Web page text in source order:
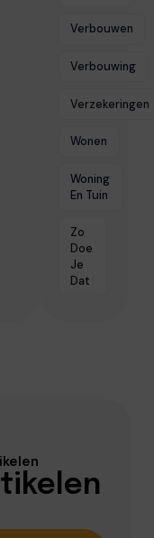
Verbouwen
Verbouwing
Verzekeringen
Wonen
Woning
En Tuin
Zo
Doe
Je
Dat